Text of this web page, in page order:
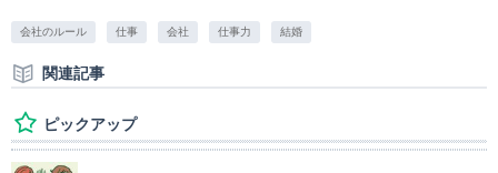
会社のルール 仕事 会社 仕事力 結婚
関連記事
ピックアップ